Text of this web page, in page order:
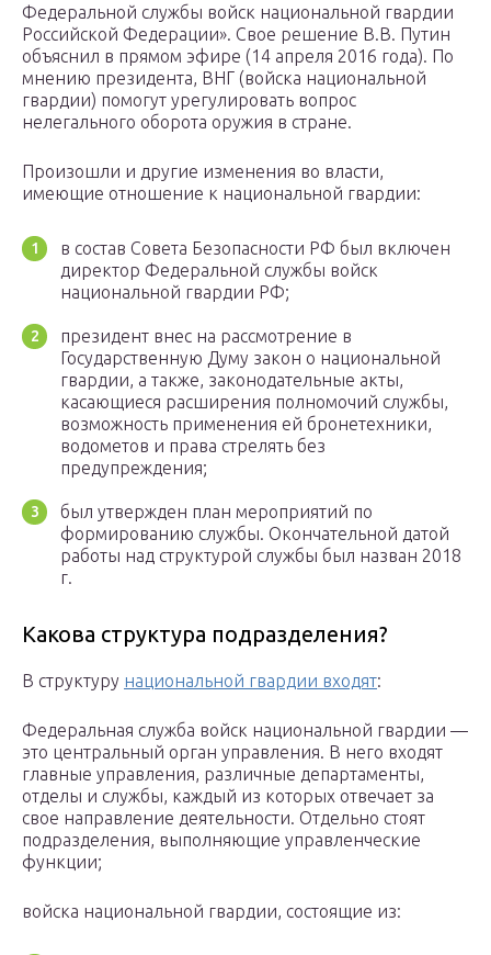
Федеральной службы войск национальной гвардии
Российской Федерации». Свое решение В.В. Путин
объяснил в прямом эфире (14 апреля 2016 года). По
мнению президента, ВНГ (войска национальной
гвардии) помогут урегулировать вопрос
нелегального оборота оружия в стране.
Произошли и другие изменения во власти,
имеющие отношение к национальной гвардии:
в состав Совета Безопасности РФ был включен
директор Федеральной службы войск
национальной гвардии РФ;
президент внес на рассмотрение в
Государственную Думу закон о национальной
гвардии, а также, законодательные акты,
касающиеся расширения полномочий службы,
возможность применения ей бронетехники,
водометов и права стрелять без
предупреждения;
был утвержден план мероприятий по
формированию службы. Окончательной датой
работы над структурой службы был назван 2018
г.
Какова структура подразделения?
В структуру национальной гвардии входят:
Федеральная служба войск национальной гвардии —
это центральный орган управления. В него входят
главные управления, различные департаменты,
отделы и службы, каждый из которых отвечает за
свое направление деятельности. Отдельно стоят
подразделения, выполняющие управленческие
функции;
войска национальной гвардии, состоящие из: